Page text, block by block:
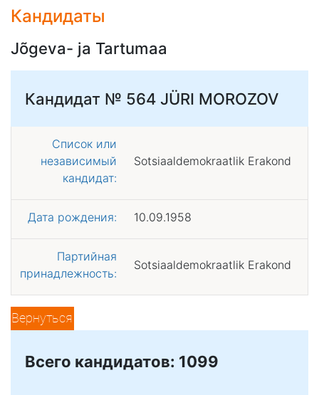
Кандидаты
Jõgeva- ja Tartumaa
Кандидат № 564 JÜRI MOROZOV
Список или
независимый
кандидат:
Sotsiaaldemokraatlik Erakond
Дата рождения: 10.09.1958
Партийная
принадлежность:
Sotsiaaldemokraatlik Erakond
Вернуться
Всего кандидатов: 1099